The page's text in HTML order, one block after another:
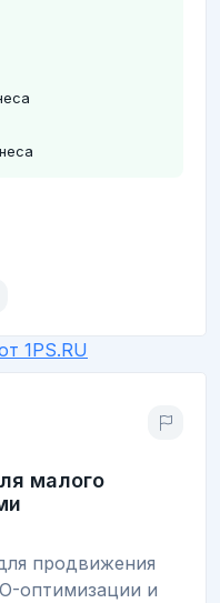
1PS.RU
малого
продвижения
оптимизации и